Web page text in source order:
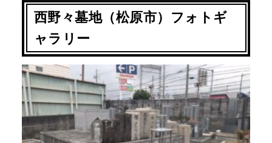
西野々墓地（松原市）フォトギ
ャラリー